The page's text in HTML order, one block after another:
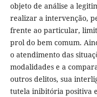
objeto de análise a
realizar a intervenção,
frente ao particular,
prol do bem comum.
o atendimento das
modalidades e a
outros delitos, sua
tutela inibitória positiva